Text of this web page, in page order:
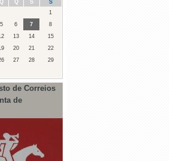
Q Q S
S
1
5 6 7
8
13 14
15
20 21
22
27 28
29
de Correios
de